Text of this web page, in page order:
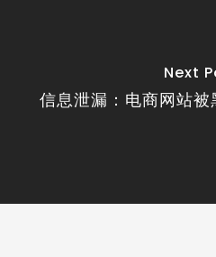
Next
信息泄漏：电商网站